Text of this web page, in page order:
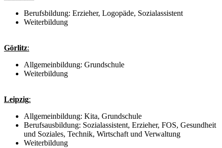
Berufsbildung: Erzieher, Logopäde, Sozialassistent
Weiterbildung
Görlitz:
Allgemeinbildung: Grundschule
Weiterbildung
Leipzig:
Allgemeinbildung: Kita, Grundschule
Berufsausbildung: Sozialassistent, Erzieher, FOS, Gesundheit
und Soziales, Technik, Wirtschaft und Verwaltung
Weiterbildung